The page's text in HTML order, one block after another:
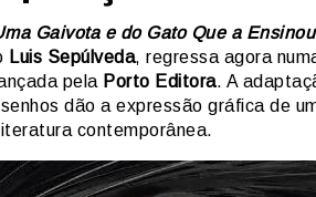
Gaivota e do Gato Que a
Luis Sepúlveda, regressa agora
pela Porto Editora. A
dão a expressão gráfica de
contemporânea.